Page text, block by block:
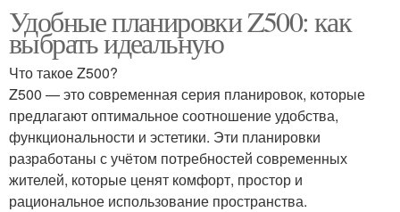
Удобные планировки Z500: как
выбрать идеальную
Что такое Z500?
Z500 — это современная серия планировок, которые
предлагают оптимальное соотношение удобства,
функциональности и эстетики. Эти планировки
разработаны с учётом потребностей современных
жителей, которые ценят комфорт, простор и
рациональное использование пространства.